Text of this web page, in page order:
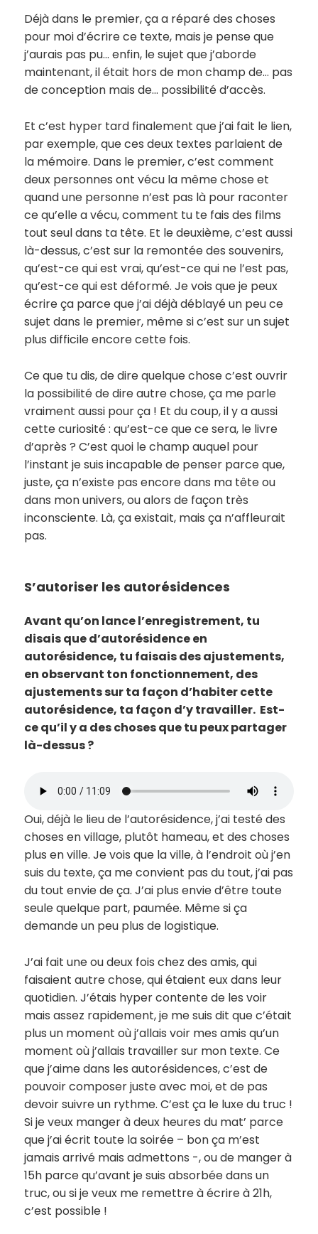
Déjà dans le premier, ça a réparé des choses
pour moi d’écrire ce texte, mais je pense que
j’aurais pas pu… enfin, le sujet que j’aborde
maintenant, il était hors de mon champ de… pas
de conception mais de… possibilité d’accès.
Et c’est hyper tard finalement que j’ai fait le lien,
par exemple, que ces deux textes parlaient de
la mémoire. Dans le premier, c’est comment
deux personnes ont vécu la même chose et
quand une personne n’est pas là pour raconter
ce qu’elle a vécu, comment tu te fais des films
tout seul dans ta tête. Et le deuxième, c’est aussi
là-dessus, c’est sur la remontée des souvenirs,
qu’est-ce qui est vrai, qu’est-ce qui ne l’est pas,
qu’est-ce qui est déformé. Je vois que je peux
écrire ça parce que j’ai déjà déblayé un peu ce
sujet dans le premier, même si c’est sur un sujet
plus difficile encore cette fois.
Ce que tu dis, de dire quelque chose c’est ouvrir
la possibilité de dire autre chose, ça me parle
vraiment aussi pour ça ! Et du coup, il y a aussi
cette curiosité : qu’est-ce que ce sera, le livre
d’après ? C’est quoi le champ auquel pour
l’instant je suis incapable de penser parce que,
juste, ça n’existe pas encore dans ma tête ou
dans mon univers, ou alors de façon très
inconsciente. Là, ça existait, mais ça n’affleurait
pas.
S’autoriser les autorésidences
Avant qu’on lance l’enregistrement, tu
disais que d’autorésidence en
autorésidence, tu faisais des ajustements,
en observant ton fonctionnement, des
ajustements sur ta façon d’habiter cette
autorésidence, ta façon d’y travailler. Est-
ce qu’il y a des choses que tu peux partager
là-dessus ?
Oui, déjà le lieu de l’autorésidence, j’ai testé des
choses en village, plutôt hameau, et des choses
plus en ville. Je vois que la ville, à l’endroit où j’en
suis du texte, ça me convient pas du tout, j’ai pas
du tout envie de ça. J’ai plus envie d’être toute
seule quelque part, paumée. Même si ça
demande un peu plus de logistique.
J’ai fait une ou deux fois chez des amis, qui
faisaient autre chose, qui étaient eux dans leur
quotidien. J’étais hyper contente de les voir
mais assez rapidement, je me suis dit que c’était
plus un moment où j’allais voir mes amis qu’un
moment où j’allais travailler sur mon texte. Ce
que j’aime dans les autorésidences, c’est de
pouvoir composer juste avec moi, et de pas
devoir suivre un rythme. C’est ça le luxe du truc !
Si je veux manger à deux heures du mat’ parce
que j’ai écrit toute la soirée – bon ça m’est
jamais arrivé mais admettons -, ou de manger à
15h parce qu’avant je suis absorbée dans un
truc, ou si je veux me remettre à écrire à 21h,
c’est possible !